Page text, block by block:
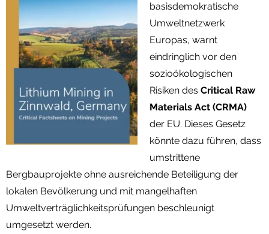
basisdemokratische
Umweltnetzwerk
Europas, warnt
eindringlich vor den
sozioökologischen
Risiken des Critical Raw
Materials Act (CRMA)
der EU. Dieses Gesetz
könnte dazu führen, dass
umstrittene
Bergbauprojekte ohne ausreichende Beteiligung der
lokalen Bevölkerung und mit mangelhaften
Umweltverträglichkeitsprüfungen beschleunigt
umgesetzt werden.